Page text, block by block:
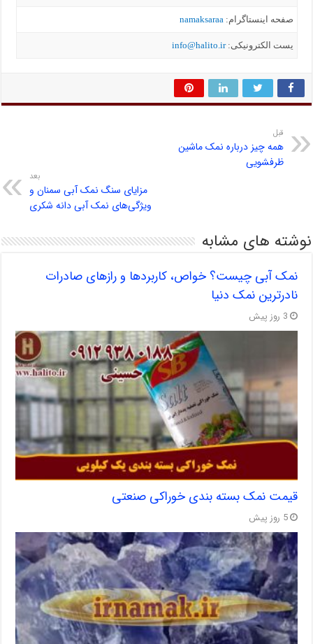
صفحه اینستاگرام:namaksaraa
یست الکترونیکی:info@halito.ir
قبل
همه چیز درباره نمک ماشین
ظرفشویی
بعد
مزایای سنگ نمک آبی سمنان و
ویژگی‌های نمک آبی دانه شکری
نوشته های مشابه
نمک آبی چیست؟ خواص، کاربردها و رازهای صادرات
نادرترین نمک دنیا
3 روز پیش
قیمت نمک بسته بندی خوراکی صنعتی
5 روز پیش